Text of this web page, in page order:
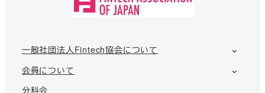
一般社団法人Fintech協会について
会員について
分科会